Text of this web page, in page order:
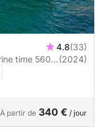
4.8(33)
(2024)
À partir de 340 € / jour